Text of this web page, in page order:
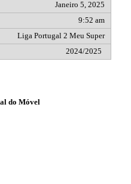
Janeiro 5, 2025
9:52 am
Liga Portugal 2 Meu Super
2024/2025
do Móvel